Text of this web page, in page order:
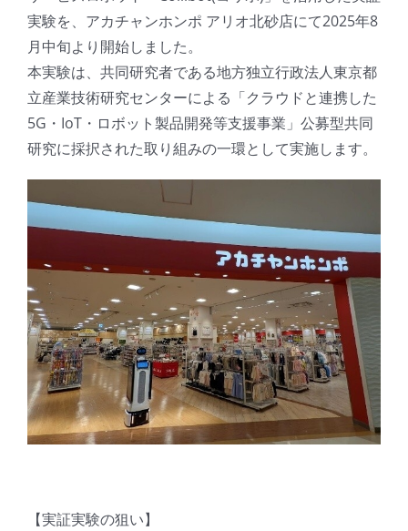
実験を、アカチャンホンポ アリオ北砂店にて2025年8
月中旬より開始しました。
本実験は、共同研究者である地方独立行政法人東京都
立産業技術研究センターによる「クラウドと連携した
5G・IoT・ロボット製品開発等支援事業」公募型共同
研究に採択された取り組みの一環として実施します。
【実証実験の狙い】